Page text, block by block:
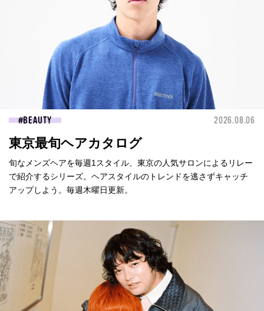
BEAUTY 2026.08.06
東京最旬ヘアカタログ
旬なメンズヘアを毎週1スタイル、東京の人気サロンによるリレー
で紹介するシリーズ。ヘアスタイルのトレンドを逃さずキャッチ
アップしよう。毎週木曜日更新。